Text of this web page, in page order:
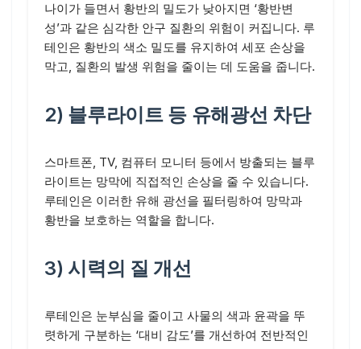
나이가 들면서 황반의 밀도가 낮아지면 ‘황반변
성’과 같은 심각한 안구 질환의 위험이 커집니다. 루
테인은 황반의 색소 밀도를 유지하여 세포 손상을
막고, 질환의 발생 위험을 줄이는 데 도움을 줍니다.
2) 블루라이트 등 유해광선 차단
스마트폰, TV, 컴퓨터 모니터 등에서 방출되는 블루
라이트는 망막에 직접적인 손상을 줄 수 있습니다.
루테인은 이러한 유해 광선을 필터링하여 망막과
황반을 보호하는 역할을 합니다.
3) 시력의 질 개선
루테인은 눈부심을 줄이고 사물의 색과 윤곽을 뚜
렷하게 구분하는 ‘대비 감도’를 개선하여 전반적인